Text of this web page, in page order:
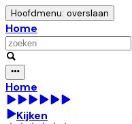
Hoofdmenu: overslaan
Home
Home
Kijken